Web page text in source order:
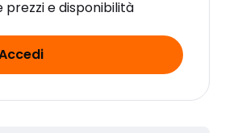
prezzi e disponibilità